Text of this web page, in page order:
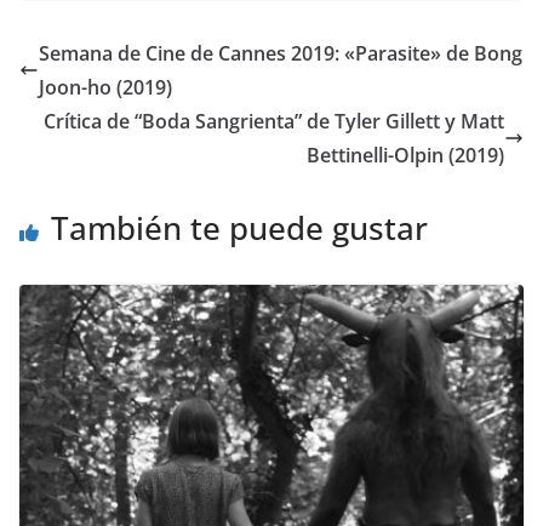
Semana de Cine de Cannes 2019: «Parasite» de Bong
Joon-ho (2019)
Crítica de “Boda Sangrienta” de Tyler Gillett y Matt
Bettinelli-Olpin (2019)
También te puede gustar